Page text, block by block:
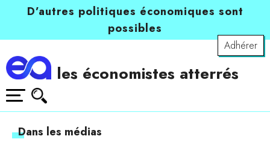
D’autres politiques économiques sont
possibles
Adhérer
les économistes atterrés
Dans les médias